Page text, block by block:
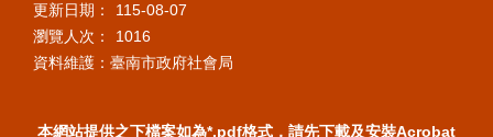
更新日期：
115-08-07
瀏覽人次：
1016
資料維護：臺南市政府社會局
本網站提供之下檔案如為*.pdf格式，請先下載及安裝Acrobat